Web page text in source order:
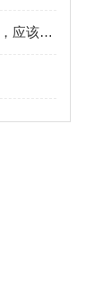
在使用可调式混匀仪时，应该注意哪些安全事项？